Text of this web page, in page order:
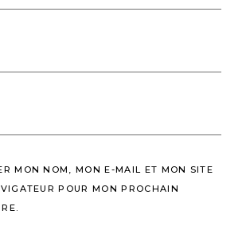
MON NOM, MON E-MAIL ET MON SITE
POUR MON PROCHAIN